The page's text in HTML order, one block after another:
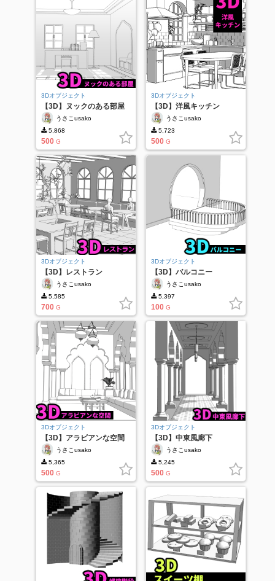
3Dオブジェクト
【3D】ヌックのある部屋
うさこusako
5,868
500 G
3Dオブジェクト
【3D】洋風キッチン
うさこusako
5,723
500 G
3Dオブジェクト
【3D】レストラン
うさこusako
5,585
700 G
3Dオブジェクト
【3D】バルコニー
うさこusako
5,397
100 G
3Dオブジェクト
【3D】アラビアンな空間
うさこusako
5,365
500 G
3Dオブジェクト
【3D】中東風廊下
うさこusako
5,245
500 G